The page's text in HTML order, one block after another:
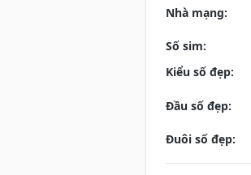
Nhà mạng:
Số sim:
Kiểu số đẹp:
Đầu số đẹp:
Đuôi số đẹp: